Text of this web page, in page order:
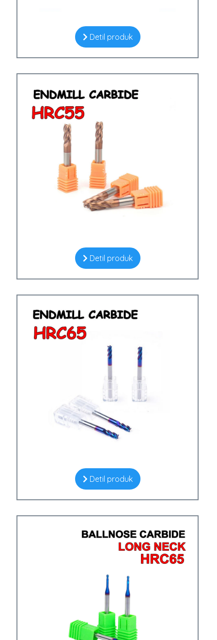
Detil produk
Detil produk
Detil produk